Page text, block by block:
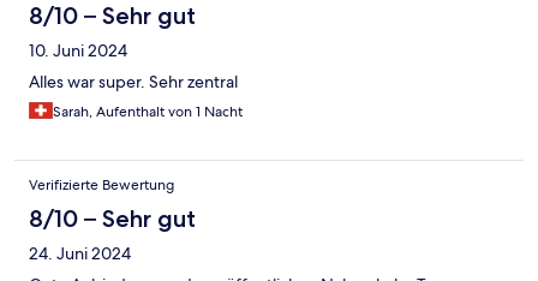
8/10 – Sehr gut
10. Juni 2024
Alles war super. Sehr zentral
Sarah, Aufenthalt von 1 Nacht
Verifizierte Bewertung
8/10 – Sehr gut
24. Juni 2024